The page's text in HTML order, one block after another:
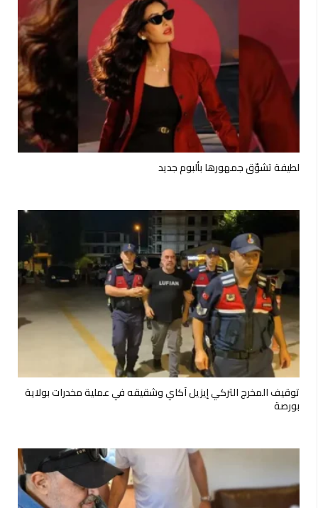
لطيفة تشوّق جمهورها بألبوم جديد
توقيف المخرج التركي إيزيل آكاي وشقيقه في عملية مخدرات بولاية
بورصة